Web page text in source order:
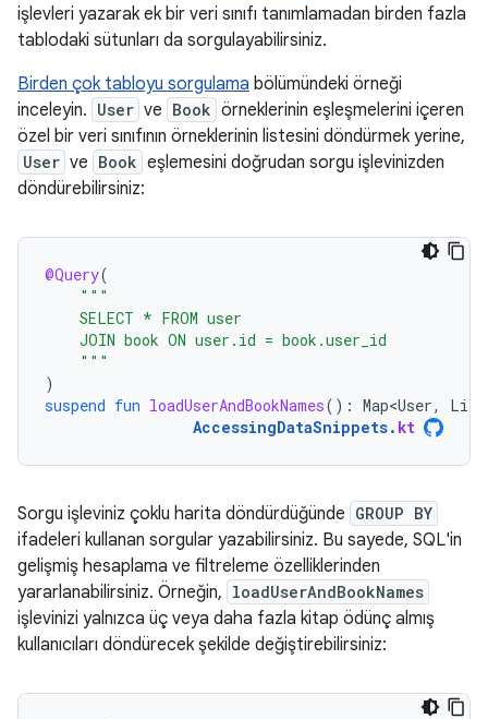
işlevleri yazarak ek bir veri sınıfı tanımlamadan birden fazla
tablodaki sütunları da sorgulayabilirsiniz.
Birden çok tabloyu sorgulama bölümündeki örneği
inceleyin. User ve Book örneklerinin eşleşmelerini içeren
özel bir veri sınıfının örneklerinin listesini döndürmek yerine,
User ve Book eşlemesini doğrudan sorgu işlevinizden
döndürebilirsiniz:
@Query(
"""
    SELECT * FROM user
    JOIN book ON user.id = book.user_id
    """
)
suspend fun loadUserAndBookNames(): Map<User,
AccessingDataSnippets. kt
Sorgu işleviniz çoklu harita döndürdüğünde GROUP BY
ifadeleri kullanan sorgular yazabilirsiniz. Bu sayede, SQL'in
gelişmiş hesaplama ve filtreleme özelliklerinden
yararlanabilirsiniz. Örneğin, loadUserAndBookNames
işlevinizi yalnızca üç veya daha fazla kitap ödünç almış
kullanıcıları döndürecek şekilde değiştirebilirsiniz: